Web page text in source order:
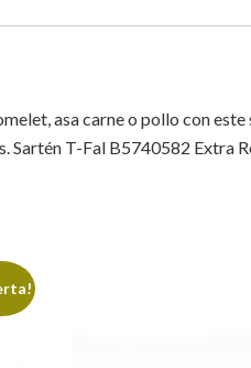
asa carne o pollo con este
T-Fal B5740582 Extra